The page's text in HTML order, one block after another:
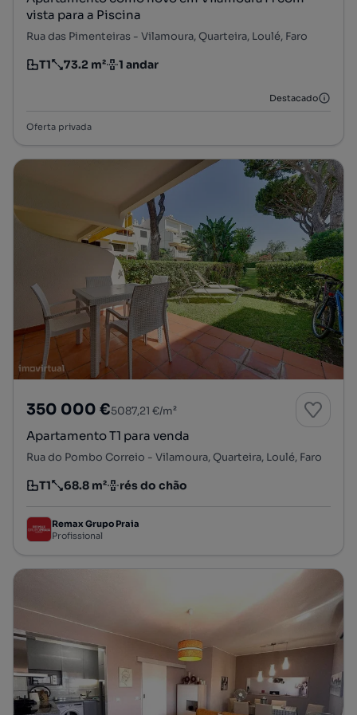
vista para a Piscina
Rua das Pimenteiras - Vilamoura, Quarteira, Loulé, Faro
Tipologia
T1
Preço por metro quadrado
73.2 m²
Andar 1 andar
Destacado
Oferta privada
350 000 €5087,21 €/m²
Apartamento T1 para venda
Rua do Pombo Correio - Vilamoura, Quarteira, Loulé, Faro
Tipologia
T1
Preço por metro quadrado
68.8 m²
Andar rés do chão
Remax Grupo Praia
Profissional